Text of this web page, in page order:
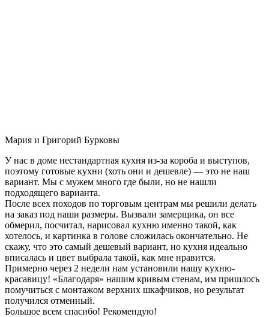
Мария и Григорий Бурковы
У нас в доме нестандартная кухня из-за короба и выступов,
поэтому готовые кухни (хоть они и дешевле) — это не наш
вариант. Мы с мужем много где были, но не нашли
подходящего варианта.
После всех походов по торговым центрам мы решили делать
на заказ под наши размеры. Вызвали замерщика, он все
обмерил, посчитал, нарисовал кухню именно такой, как
хотелось, и картинка в голове сложилась окончательно. Не
скажу, что это самый дешевый вариант, но кухня идеально
вписалась и цвет выбрала такой, как мне нравится.
Примерно через 2 недели нам установили нашу кухню-
красавицу! «Благодаря» нашим кривым стенам, им пришлось
помучиться с монтажом верхних шкафчиков, но результат
получился отменный.
Большое всем спасибо! Рекомендую!